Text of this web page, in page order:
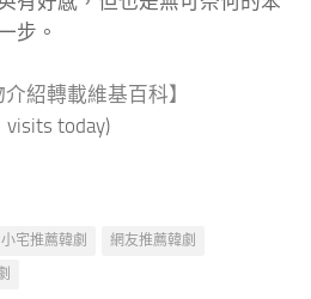
步。
紹轉載維基百科】
today)
小宅推薦韓劇
網友推薦韓劇